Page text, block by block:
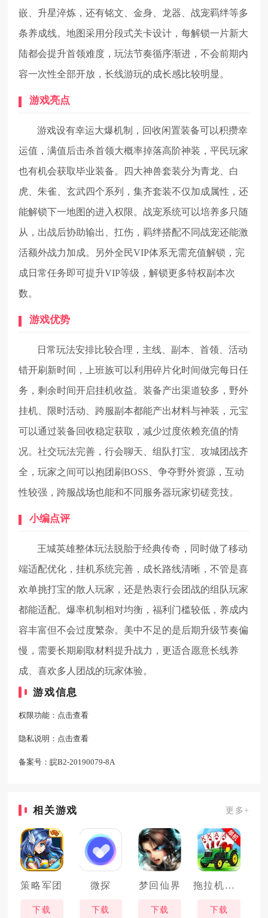
嵌、升星淬炼，还有铭文、金身、龙器、战宠羁绊等多
条养成线。地图采用分段式关卡设计，每解锁一片新大
陆都会提升首领难度，玩法节奏循序渐进，不会前期内
容一次性全部开放，长线游玩的成长感比较明显。
游戏亮点
游戏设有幸运大爆机制，回收闲置装备可以积攒幸
运值，满值后击杀首领大概率掉落高阶神装，平民玩家
也有机会获取毕业装备。四大神兽套装分为青龙、白
虎、朱雀、玄武四个系列，集齐套装不仅加成属性，还
能解锁下一地图的进入权限。战宠系统可以培养多只随
从，出战后协助输出、扛伤，羁绊搭配不同战宠还能激
活额外战力加成。另外全民VIP体系无需充值解锁，完
成日常任务即可提升VIP等级，解锁更多特权副本次
数。
游戏优势
日常玩法安排比较合理，主线、副本、首领、活动
错开刷新时间，上班族可以利用碎片化时间做完每日任
务，剩余时间开启挂机收益。装备产出渠道较多，野外
挂机、限时活动、跨服副本都能产出材料与神装，元宝
可以通过装备回收稳定获取，减少过度依赖充值的情
况。社交玩法完善，行会聊天、组队打宝、攻城团战齐
全，玩家之间可以抱团刷BOSS、争夺野外资源，互动
性较强，跨服战场也能和不同服务器玩家切磋竞技。
小编点评
王城英雄整体玩法脱胎于经典传奇，同时做了移动
端适配优化，挂机系统完善，成长路线清晰，不管是喜
欢单挑打宝的散人玩家，还是热衷行会团战的组队玩家
都能适配。爆率机制相对均衡，福利门槛较低，养成内
容丰富但不会过度繁杂。美中不足的是后期升级节奏偏
慢，需要长期刷取材料提升战力，更适合愿意长线养
成、喜欢多人团战的玩家体验。
游戏信息
权限功能： 点击查看
隐私说明： 点击查看
备案号：皖B2-20190079-8A
相关游戏 更多+
策略军团
下载
微探
下载
梦回仙界
下载
拖拉机升级
下载